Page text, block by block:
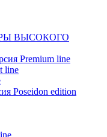
ВЫСОКОГО
Premium line
line
Poseidon edition